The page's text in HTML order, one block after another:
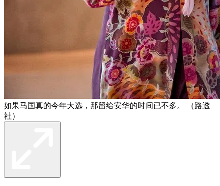
如果马国真的今年大选，那留给安华的时间已不多。 （路透
社）